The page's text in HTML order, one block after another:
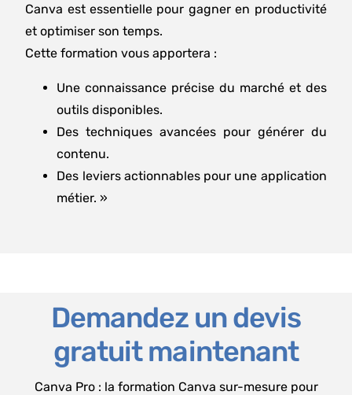
Canva est essentielle pour gagner en productivité
et optimiser son temps.
Cette formation vous apportera :
Une connaissance précise du marché et des
outils disponibles.
Des techniques avancées pour générer du
contenu.
Des leviers actionnables pour une application
métier. »
Demandez un devis
gratuit maintenant
Canva Pro : la formation Canva sur-mesure pour